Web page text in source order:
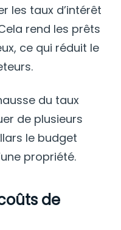
les taux d’intérêt
rend les prêts
ce qui réduit le
du taux
de plusieurs
le budget
propriété.
de